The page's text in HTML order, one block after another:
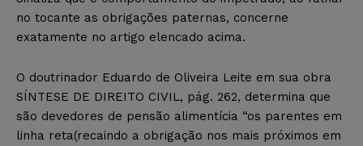
no tocante as obrigações paternas, concerne
exatamente no artigo elencado acima.
O doutrinador Eduardo de Oliveira Leite em sua obra
SÍNTESE DE DIREITO CIVIL, pág. 262, determina que
são devedores de pensão alimentícia “os parentes em
linha reta(recaindo a obrigação nos mais próximos em